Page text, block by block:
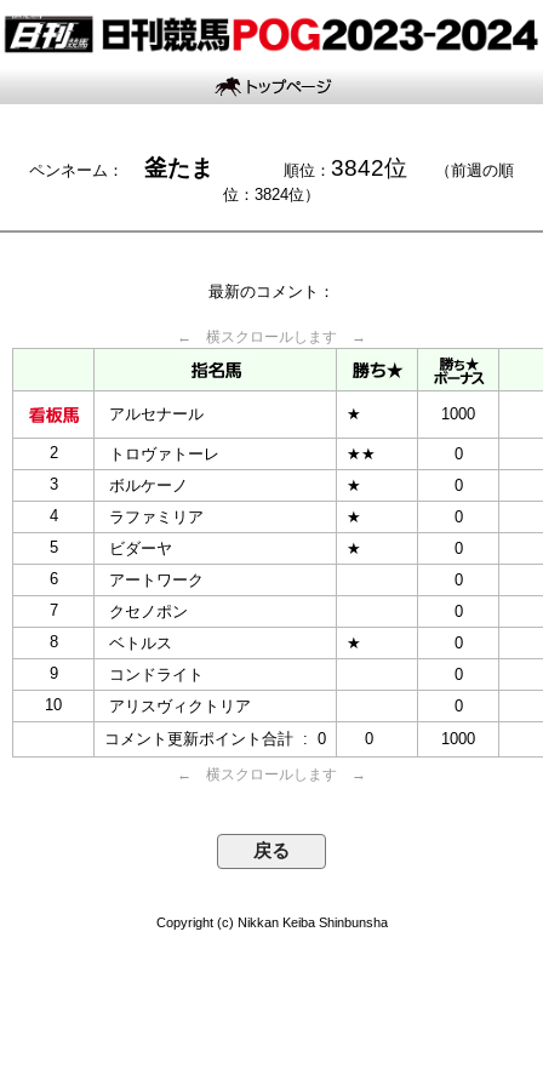
ペンネーム： 釜たま 順位： 3842位
（前週の順
位：3824位）
最新のコメント：
← 横スクロールします →
アルセナール ★ 1000
2 トロヴァトーレ ★★
0
3
ボルケーノ ★
0
4
ラファミリア ★
0
5
ビダーヤ ★
0
6
アートワーク
0
7
クセノポン
0
8
ベトルス ★
0
9
コンドライト
0
10
アリスヴィクトリア
0
コメント更新ポイント合計 : 0
0 1000
← 横スクロールします →
Copyright (c) Nikkan Keiba Shinbunsha